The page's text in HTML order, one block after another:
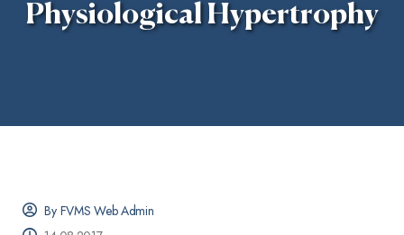
Physiological Hypertrophy
By FVMS Web Admin